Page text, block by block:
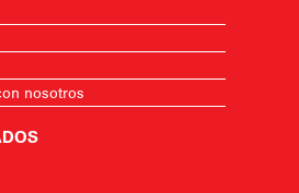
nosotros